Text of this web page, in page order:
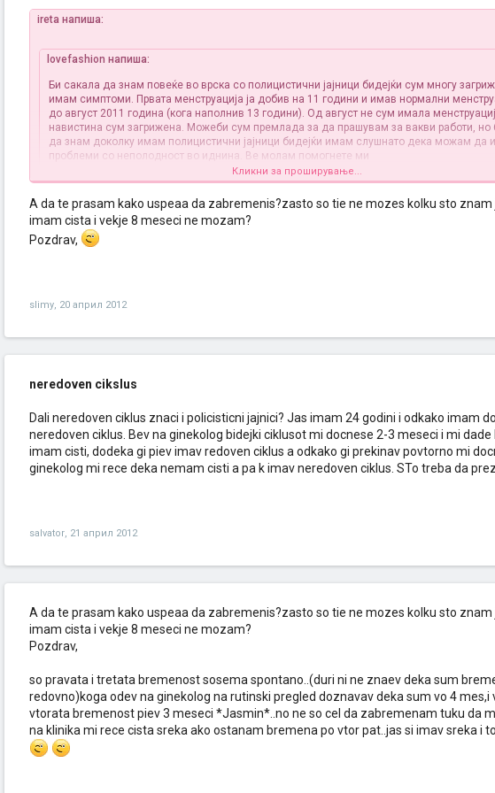
ireta напиша:
lovefashion напиша:
Би сакала да знам повеќе во врска со полицистични јајници бидејќи сум многу
имам симптоми. Првата менструација ја добив на 11 години и имав нормални
до август 2011 година (кога наполнив 13 години). Од август не сум имала
навистина сум загрижена. Можеби сум премлада за да прашувам за вакви работи, но
да знам доколку имам полицистични јајници бидејќи имам слушнато дека можам да
проблеми со неполодност во иднина. Ве молам помогнете ми
OD KOGA POCNAV DA DOBIVAM MENSTRUACIJA.ISTO I JAS IMAV NEREDOVNI CIKLUSI,PO 2-
GODISNO..NO ZA SREKA BEZ NIKAKVI TERAPII SOSEMA SPONTANO JAS SI OSTANAV
9(si imam 3 decinja) I POSLE 3-TIOT PORAGAJ MENE MENSTRUACIJATA MI SE SREDI
28 DENA VEKE POLA GODINA..SE NADEVAM I KAJ TEBE KE BIDE SE VO RED
Кликни за проширување...
A da te prasam kako uspeaa da zabremenis?zasto so tie ne mozes kolku sto
imam cista i vekje 8 meseci ne mozam?
Pozdrav,
slimy, 20 април 2012
neredoven cikslus
Dali neredoven ciklus znaci i policisticni jajnici? Jas imam 24 godini i odkako imam
neredoven ciklus. Bev na ginekolog bidejki ciklusot mi docnese 2-3 meseci i mi
imam cisti, dodeka gi piev imav redoven ciklus a odkako gi prekinav povtorno mi
ginekolog mi rece deka nemam cisti a pa k imav neredoven ciklus. STo treba da
salvator, 21 април 2012
A da te prasam kako uspeaa da zabremenis?zasto so tie ne mozes kolku sto
imam cista i vekje 8 meseci ne mozam?
Pozdrav,
so pravata i tretata bremenost sosema spontano..(duri ni ne znaev deka sum
redovno)koga odev na ginekolog na rutinski pregled doznavav deka sum vo 4 mes,i
vtorata bremenost piev 3 meseci *Jasmin*..no ne so cel da zabremenam tuku da
na klinika mi rece cista sreka ako ostanam bremena po vtor pat..jas si imav sreka i